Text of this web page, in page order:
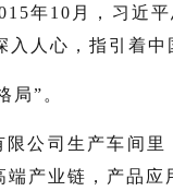
年10月，习近
入人心，指引着
局”。
限公司生产车间
端产业链，产品